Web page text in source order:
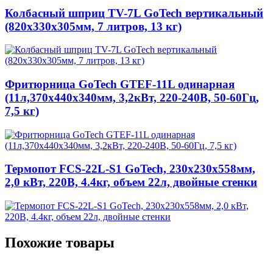
Колбасный шприц TV-7L GoTech вертикальный
(820х330х305мм, 7 литров, 13 кг)
Фритюрница GoTech GTEF-11L одинарная
(11л,370х440х340мм, 3,2кВт, 220-240В, 50-60Гц,
7,5 кг)
Термопот FCS-22L-S1 GoTech, 230х230х558мм,
2,0 кВт, 220В, 4.4кг, объем 22л, двойные стенки
Похожие товары